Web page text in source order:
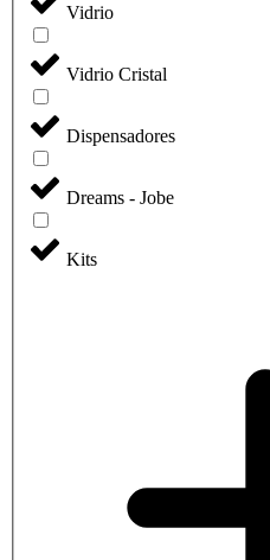
Vidrio
Vidrio Cristal
Dispensadores
Dreams - Jobe
Kits